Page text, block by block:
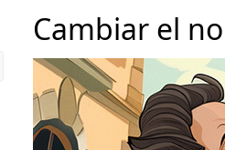
Cambiar el